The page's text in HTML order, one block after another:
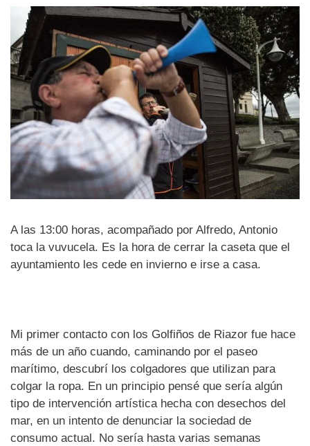
A las 13:00 horas, acompañado por Alfredo, Antonio
toca la vuvucela. Es la hora de cerrar la caseta que el
ayuntamiento les cede en invierno e irse a casa.
Mi primer contacto con los Golfiños de Riazor fue hace
más de un año cuando, caminando por el paseo
marítimo, descubrí los colgadores que utilizan para
colgar la ropa. En un principio pensé que sería algún
tipo de intervención artística hecha con desechos del
mar, en un intento de denunciar la sociedad de
consumo actual. No sería hasta varias semanas